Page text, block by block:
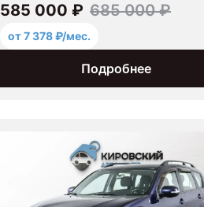
Подробнее
585 000 ₽ 685 000 ₽
от 7 378 ₽/мес.